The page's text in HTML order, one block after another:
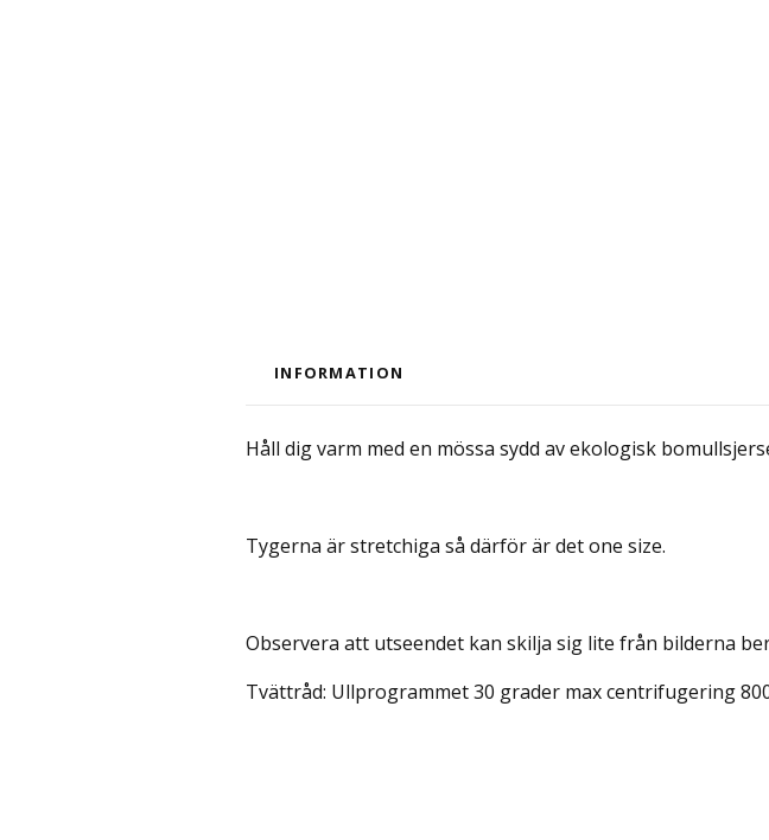
INFORMATION
Håll dig varm med en mössa sydd av ekologisk
Tygerna är stretchiga så därför är det one size.
Observera att utseendet kan skilja sig lite från bilderna
Tvättråd: Ullprogrammet 30 grader max centrifugering